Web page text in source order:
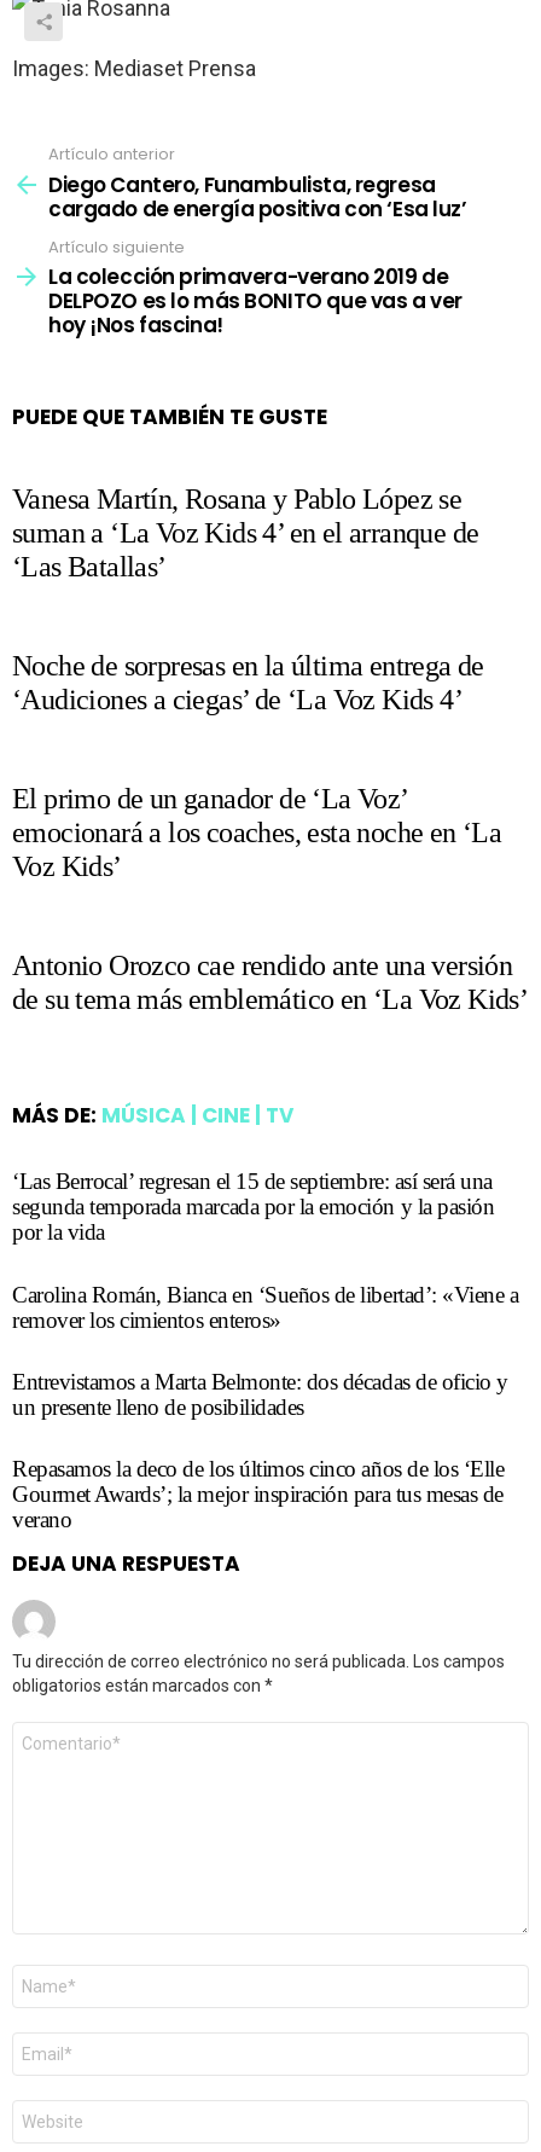
Images: Mediaset Prensa
más
Artículo anterior
Diego Cantero, Funambulista, regresa
cargado de energía positiva con ‘Esa luz’
Artículo siguiente
La colección primavera-verano 2019 de
DELPOZO es lo más BONITO que vas a ver
hoy ¡Nos fascina!
PUEDE QUE TAMBIÉN TE GUSTE
Vanesa Martín, Rosana y Pablo López se
suman a ‘La Voz Kids 4’ en el arranque de
‘Las Batallas’
Noche de sorpresas en la última entrega de
‘Audiciones a ciegas’ de ‘La Voz Kids 4’
El primo de un ganador de ‘La Voz’
emocionará a los coaches, esta noche en ‘La
Voz Kids’
Antonio Orozco cae rendido ante una versión
de su tema más emblemático en ‘La Voz Kids’
MÁS DE: MÚSICA | CINE | TV
‘Las Berrocal’ regresan el 15 de septiembre: así será una
segunda temporada marcada por la emoción y la pasión
por la vida
Carolina Román, Bianca en ‘Sueños de libertad’: «Viene a
remover los cimientos enteros»
Entrevistamos a Marta Belmonte: dos décadas de oficio y
un presente lleno de posibilidades
Repasamos la deco de los últimos cinco años de los ‘Elle
Gourmet Awards’; la mejor inspiración para tus mesas de
verano
DEJA UNA RESPUESTA
Tu dirección de correo electrónico no será publicada.
Los campos
obligatorios están marcados con *
Comentario
Nombre
Correo
electrónico
*
Web